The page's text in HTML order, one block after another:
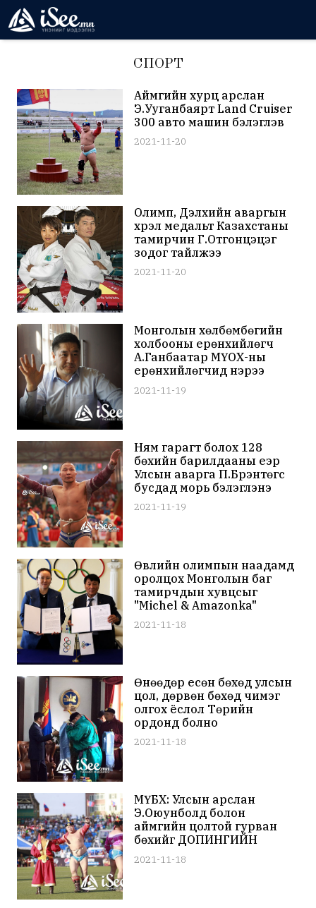
СПОРТ
Аймгийн хурц арслан
Э.Ууганбаярт Land Cruiser
300 авто машин бэлэглэв
2021-11-20
Олимп, Дэлхийн аваргын
хүрэл медальт Казахстаны
тамирчин Г.Отгонцэцэг
зодог тайлжээ
2021-11-20
Монголын хөлбөмбөгийн
холбооны ерөнхийлөгч
А.Ганбаатар МҮОХ-ны
ерөнхийлөгчид нэрээ
2021-11-19
Ням гарагт болох 128
бөхийн барилдааны үеэр
Улсын аварга П.Бүрэнтөгс
бусдад морь бэлэглэнэ
2021-11-19
Өвлийн олимпын наадамд
оролцох Монголын баг
тамирчдын хувцсыг
"Michel & Amazonka"
урлана
2021-11-18
Өнөөдөр есөн бөхөд улсын
цол, дөрвөн бөхөд чимэг
олгох ёслол Төрийн
ордонд болно
2021-11-18
МҮБХ: Улсын арслан
Э.Оюунболд болон
аймгийн цолтой гурван
бөхийг ДОПИНГИЙН
ЗӨРЧИЛ гаргасанд тооцож
байна
2021-11-18